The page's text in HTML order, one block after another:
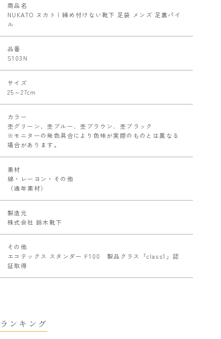
商品名
NUKATO ヌカト | 締め付けない靴下 足袋 メンズ 足裏パイ
ル
品番
S103N
サイズ
25～27cm
カラー
杢グリーン、杢ブルー、杢ブラウン、杢ブラック
※モニターの発色具合により色味が実際のものとは異なる
場合があります。
素材
綿・レーヨン・その他
（通年素材）
製造元
株式会社 鈴木靴下
その他
エコテックス スタンダード100 製品クラス「class1」認
証取得
ランキング